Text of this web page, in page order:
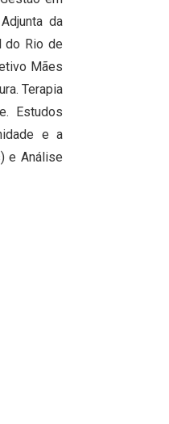
da
do Rio de
Mães
Terapia
Estudos
e a
e Análise